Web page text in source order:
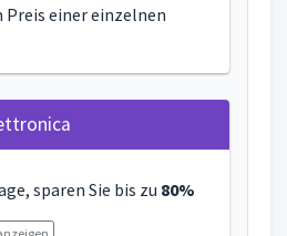
Preis einer einzelnen
sparen Sie bis zu 80%